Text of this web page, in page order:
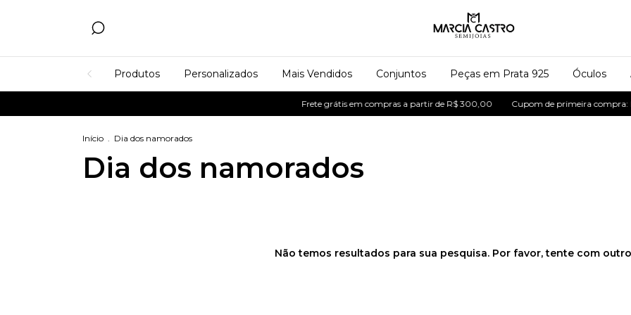
Produtos Personalizados Mais Vendidos Conjuntos Peças em Prata 925 Óculos
Frete grátis em compras a partir de R$ 300,00 Cupom de primeira compra:
Início . Dia dos namorados
Dia dos namorados
Não temos resultados para sua pesquisa. Por favor, tente com